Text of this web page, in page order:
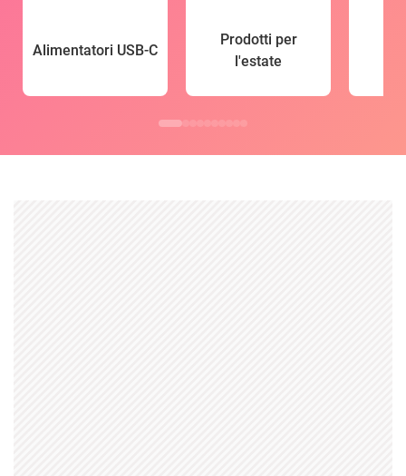
Alimentatori USB-C
Prodotti per
l'estate